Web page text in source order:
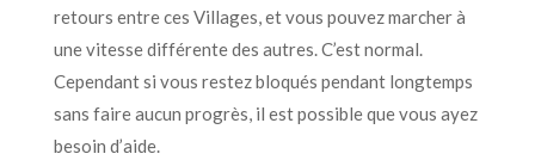
retours entre ces Villages, et vous pouvez marcher à
une vitesse différente des autres. C’est normal.
Cependant si vous restez bloqués pendant longtemps
sans faire aucun progrès, il est possible que vous ayez
besoin d’aide.